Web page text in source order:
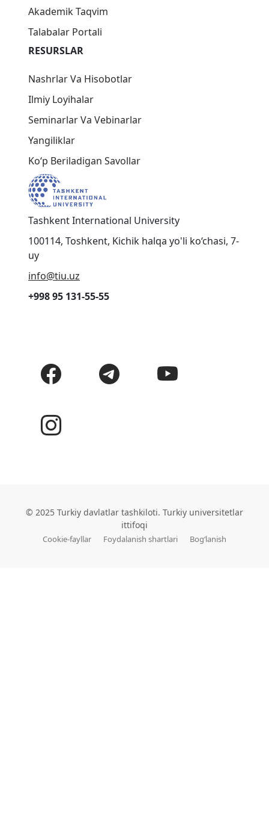
Akademik Taqvim
Talabalar Portali
RESURSLAR
Nashrlar Va Hisobotlar
Ilmiy Loyihalar
Seminarlar Va Vebinarlar
Yangiliklar
Ko‘p Beriladigan Savollar
Tashkent International University
100114, Toshkent, Kichik halqa yo'li ko‘chasi, 7-
uy
info@tiu.uz
+998 95 131-55-55
© 2025 Turkiy davlatlar tashkiloti. Turkiy universitetlar
ittifoqi
Cookie-fayllar Foydalanish shartlari Bog‘lanish